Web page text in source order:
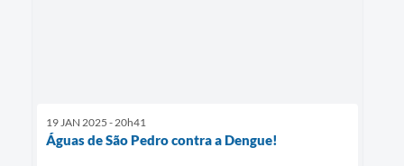
19 JAN 2025 - 20h41
Águas de São Pedro contra a Dengue!